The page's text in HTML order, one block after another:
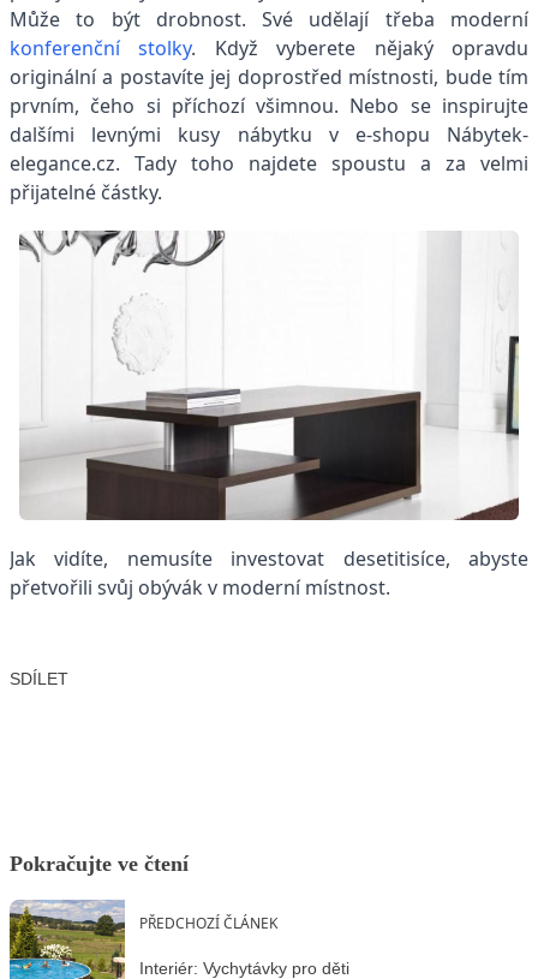
Může to být drobnost. Své udělají třeba moderní
konferenční stolky. Když vyberete nějaký opravdu
originální a postavíte jej doprostřed místnosti, bude tím
prvním, čeho si příchozí všimnou. Nebo se inspirujte
dalšími levnými kusy nábytku v e-shopu Nábytek-
elegance.cz. Tady toho najdete spoustu a za velmi
přijatelné částky.
Jak vidíte, nemusíte investovat desetitisíce, abyste
přetvořili svůj obývák v moderní místnost.
SDÍLET
Pokračujte ve čtení
PŘEDCHOZÍ ČLÁNEK
Interiér: Vychytávky pro děti